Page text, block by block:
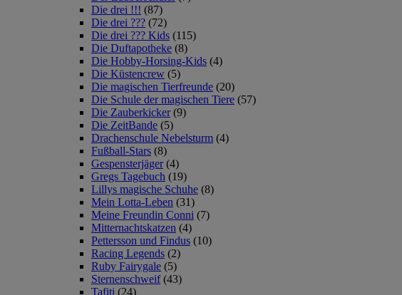
Die drei !!! (87)
Die drei ??? (72)
Die drei ??? Kids (115)
Die Duftapotheke (8)
Die Hobby-Horsing-Kids (4)
Die Küstencrew (5)
Die magischen Tierfreunde (20)
Die Schule der magischen Tiere (57)
Die Zauberkicker (9)
Die ZeitBande (5)
Drachenschule Nebelsturm (4)
Fußball-Stars (8)
Gespensterjäger (4)
Gregs Tagebuch (19)
Lillys magische Schuhe (8)
Mein Lotta-Leben (31)
Meine Freundin Conni (7)
Mitternachtskatzen (4)
Pettersson und Findus (10)
Racing Legends (2)
Ruby Fairygale (5)
Sternenschweif (43)
Tafiti (24)